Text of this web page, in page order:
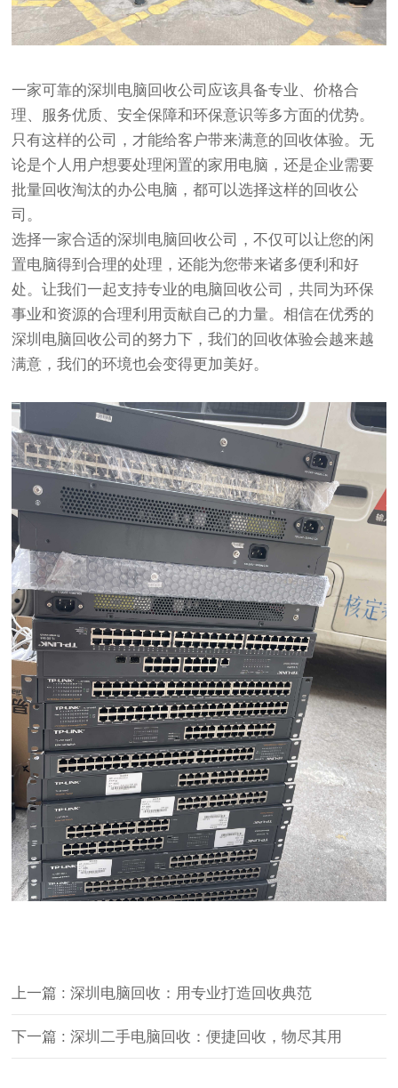
一家可靠的深圳电脑回收公司应该具备专业、价格合
理、服务优质、安全保障和环保意识等多方面的优势。
只有这样的公司，才能给客户带来满意的回收体验。无
论是个人用户想要处理闲置的家用电脑，还是企业需要
批量回收淘汰的办公电脑，都可以选择这样的回收公
司。
选择一家合适的深圳电脑回收公司，不仅可以让您的闲
置电脑得到合理的处理，还能为您带来诸多便利和好
处。让我们一起支持专业的电脑回收公司，共同为环保
事业和资源的合理利用贡献自己的力量。相信在优秀的
深圳电脑回收公司的努力下，我们的回收体验会越来越
满意，我们的环境也会变得更加美好。
上一篇 : 深圳电脑回收：用专业打造回收典范
下一篇 : 深圳二手电脑回收：便捷回收，物尽其用